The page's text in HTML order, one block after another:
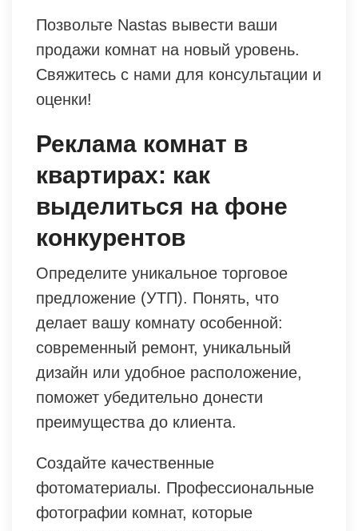
Позвольте Nastas вывести ваши
продажи комнат на новый уровень.
Свяжитесь с нами для консультации и
оценки!
Реклама комнат в
квартирах: как
выделиться на фоне
конкурентов
Определите уникальное торговое
предложение (УТП). Понять, что
делает вашу комнату особенной:
современный ремонт, уникальный
дизайн или удобное расположение,
поможет убедительно донести
преимущества до клиента.
Создайте качественные
фотоматериалы. Профессиональные
фотографии комнат, которые